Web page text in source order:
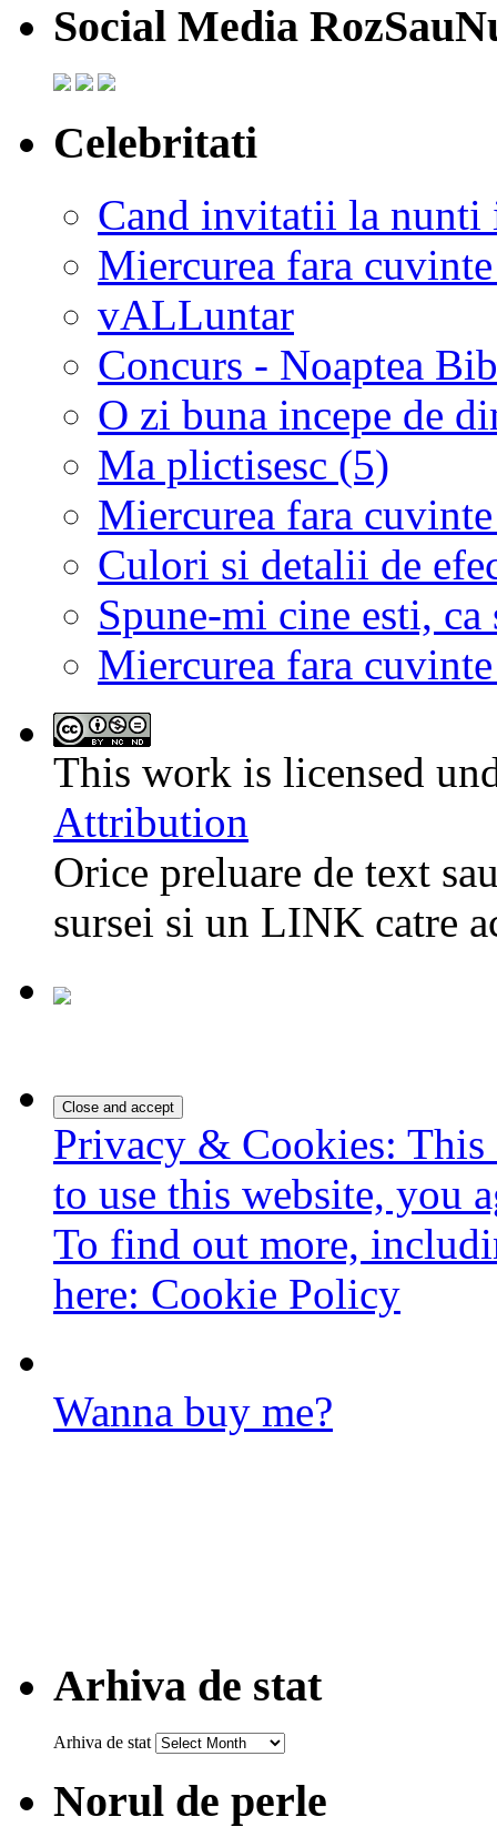
Social Media
Celebritati
Cand invitatii la nunti
Miercurea fara
vALLuntar
Concurs - Noaptea
O zi buna incepe de
Ma plictisesc (5)
Miercurea fara
Culori si detalii de
Spune-mi cine esti, ca
Miercurea fara
This work is licensed
Attribution
Orice preluare de text
sursei si un LINK catre
Privacy & Cookies:
to use this website, you
To find out more,
here: Cookie Policy
Wanna buy me?
Arhiva de stat
Arhiva de stat
Norul de perle